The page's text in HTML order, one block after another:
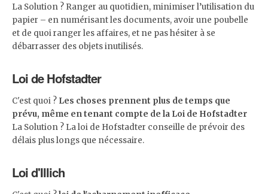
La Solution ? Ranger au quotidien, minimiser l’utilisation du
papier – en numérisant les documents, avoir une poubelle
et de quoi ranger les affaires, et ne pas hésiter à se
débarrasser des objets inutilisés.
Loi de Hofstadter
C'est quoi ? Les choses prennent plus de temps que
prévu, même en tenant compte de la Loi de Hofstadter
La Solution ? La loi de Hofstadter conseille de prévoir des
délais plus longs que nécessaire.
Loi d'Illich